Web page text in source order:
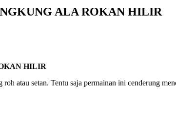
ALA ROKAN HILIR
HILIR
atau setan. Tentu saja permainan ini cenderung